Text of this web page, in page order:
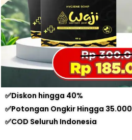
✅Diskon hingga 40%
✅Potongan Ongkir Hingga 35.000
✅COD Seluruh Indonesia